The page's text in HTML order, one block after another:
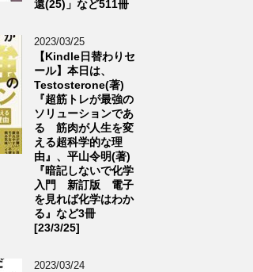
還(25)」など511冊
2023/03/25
【Kindle日替わりセ
ール】本日は、
Testosterone(著)
『超筋トレが最強の
ソリューションであ
る 筋肉が人生を変
える超科学的な理
由』、平山令明(著)
『暗記しないで化学
入門 新訂版 電子
を見れば化学はわか
る』など3冊
[23/3/25]
2023/03/24